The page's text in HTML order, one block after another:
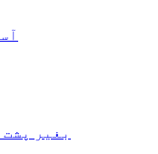
بغیر پشت